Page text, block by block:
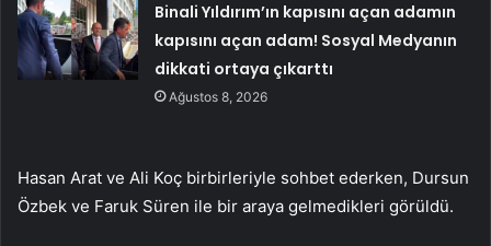
Binali Yıldırım’ın kapısını açan adamın
kapısını açan adam! Sosyal Medyanın
dikkati ortaya çıkarttı
Ağustos 8, 2026
Hasan Arat ve Ali Koç birbirleriyle sohbet ederken, Dursun
Özbek ve Faruk Süren ile bir araya gelmedikleri görüldü.